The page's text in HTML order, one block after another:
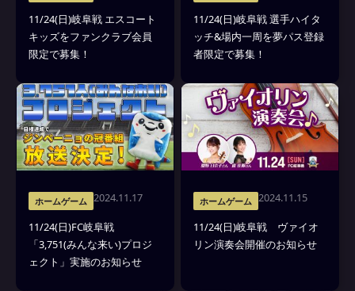
11/24(日)岐阜戦 エスコート
キッズをファンクラブ会員
限定で募集！
11/24(日)岐阜戦 選手ハイタ
ッチ&場内一周を夢パス登録
者限定で募集！
ホームゲーム 2024.11.17
11/24(日)FC岐阜戦
「3,751(みんな来い)プロジ
ェクト」実施のお知らせ
ホームゲーム 2024.11.15
11/24(日)岐阜戦 ヴァイオ
リン演奏会開催のお知らせ